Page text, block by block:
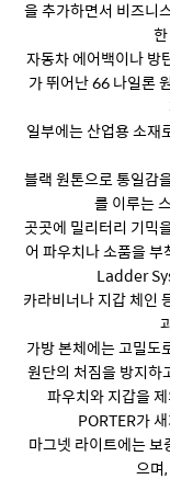
을 추가하면서 비즈니
자동차 에어백이나 방
가 뛰어난 66 나일론
일부에는 산업용 소재
블랙 원톤으로 통일감
를 이루는
곳곳에 밀리터리 기믹
어 파우치나 소품을
Ladder
카라비너나 지갑 체인
가방 본체에는 고밀도
원단의 처짐을 방지하
파우치와 지갑을
PORTER가
마그넷 라이트에는 보
으며